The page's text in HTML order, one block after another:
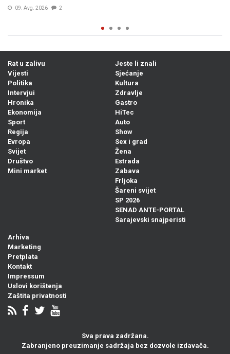
Rat u zalivu
Vijesti
Politika
Intervjui
Hronika
Ekonomija
Sport
Regija
Evropa
Svijet
Društvo
Mini market
Jeste li znali
Sjećanje
Kultura
Zdravlje
Gastro
HiTec
Auto
Show
Sex i grad
Žena
Estrada
Zabava
Frljoka
Šareni svijet
SP 2026
SENAD ANTE-PORTAL
Sarajevski snajperisti
Arhiva
Marketing
Pretplata
Kontakt
Impressum
Uslovi korištenja
Zaštita privatnosti
Sva prava zadržana.
Zabranjeno preuzimanje sadržaja bez dozvole izdavača.